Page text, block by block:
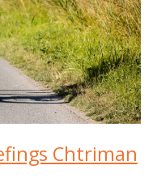
Chtriman